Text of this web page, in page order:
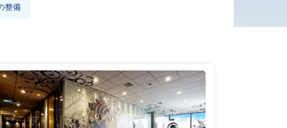
整備